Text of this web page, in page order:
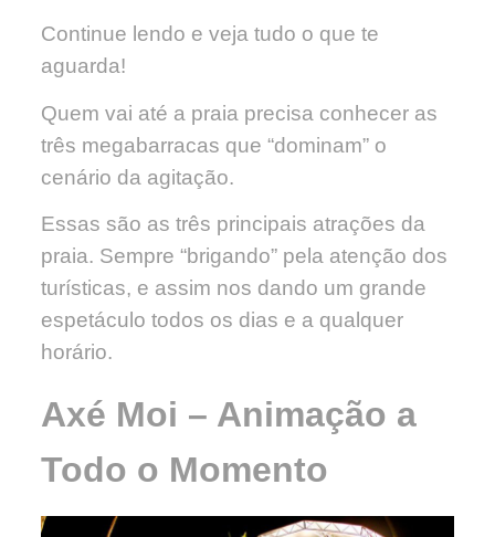
Continue lendo e veja tudo o que te
aguarda!
Quem vai até a praia precisa conhecer as
três megabarracas que “dominam” o
cenário da agitação.
Essas são as três principais atrações da
praia. Sempre “brigando” pela atenção dos
turísticas, e assim nos dando um grande
espetáculo todos os dias e a qualquer
horário.
Axé Moi – Animação a
Todo o Momento